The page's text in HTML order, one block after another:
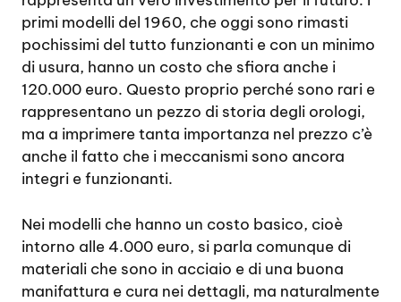
primi modelli del 1960, che oggi sono rimasti
pochissimi del tutto funzionanti e con un minimo
di usura, hanno un costo che sfiora anche i
120.000 euro. Questo proprio perché sono rari e
rappresentano un pezzo di storia degli orologi,
ma a imprimere tanta importanza nel prezzo c’è
anche il fatto che i meccanismi sono ancora
integri e funzionanti.
Nei modelli che hanno un costo basico, cioè
intorno alle 4.000 euro, si parla comunque di
materiali che sono in acciaio e di una buona
manifattura e cura nei dettagli, ma naturalmente